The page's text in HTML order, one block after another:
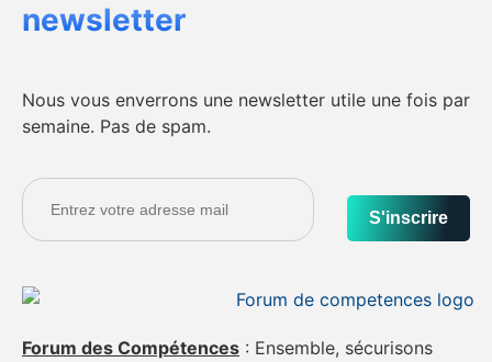
newsletter
Nous vous enverrons une newsletter utile une fois par
semaine. Pas de spam.
S'inscrire
Forum des Compétences : Ensemble, sécurisons